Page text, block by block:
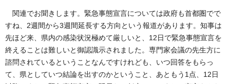
関連でお聞きします。緊急事態宣言については政府も首都圏でで
すね、2週間から3週間延長する方向という報道があります。知事は
先ほど来、県内の感染状況極めて厳しいと、12日で緊急事態宣言を
終えることは難しいと御認識示されました。専門家会議の先生方に
諮問されているということなんですけれども、いつ回答をもらっ
て、県としていつ結論を出すのかということ、あともう1点、12日